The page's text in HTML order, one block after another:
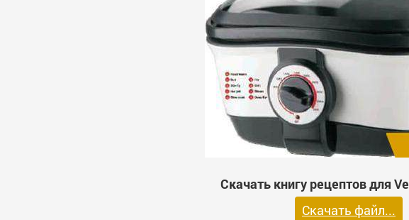
Скачать книгу рецептов для
Скачать файл...